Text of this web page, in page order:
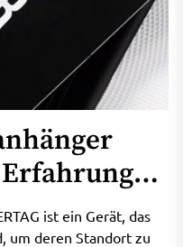
ist ein Gerät, das
um deren Standort zu